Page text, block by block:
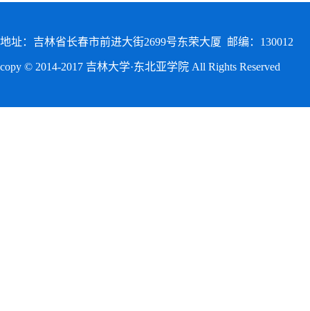
地址：吉林省长春市前进大街2699号东荣大厦 邮编：130012
copy © 2014-2017 吉林大学·东北亚学院 All Rights Reserved